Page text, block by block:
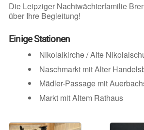
Die Leipziger Nachtwächterfamilie
über Ihre Begleitung!
Einige Stationen
Nikolaikirche / Alte
Naschmarkt mit Alter
Mädler-Passage mit
Markt mit Altem Rathaus